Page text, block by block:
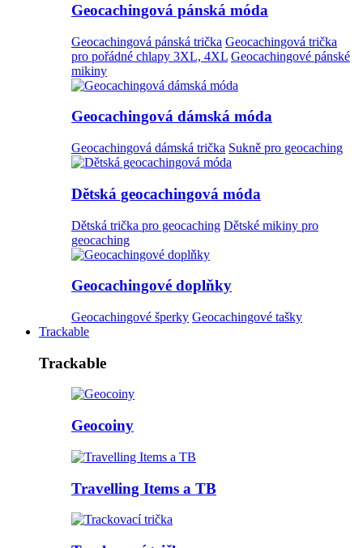
Geocachingová pánská móda
Geocachingová pánská trička Geocachingová trička
pro pořádné chlapy 3XL, 4XL Geocachingové pánské
mikiny
Geocachingová dámská móda
Geocachingová dámská trička Sukně pro geocaching
Dětská geocachingová móda
Dětská trička pro geocaching Dětské mikiny pro
geocaching
Geocachingové doplňky
Geocachingové šperky Geocachingové tašky
Trackable
Trackable
Geocoiny
Travelling Items a TB